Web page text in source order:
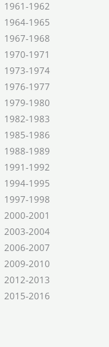
1961-1962
1964-1965
1967-1968
1970-1971
1973-1974
1976-1977
1979-1980
1982-1983
1985-1986
1988-1989
1991-1992
1994-1995
1997-1998
2000-2001
2003-2004
2006-2007
2009-2010
2012-2013
2015-2016